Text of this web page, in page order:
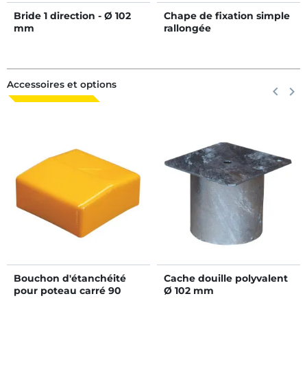
Bride 1 direction - Ø 102
mm
Chape de fixation simple
rallongée
Accessoires et options keyboard_arrow_left keyboard_arrow_right
Bouchon d'étanchéité
pour poteau carré 90
Cache douille polyvalent
Ø 102 mm